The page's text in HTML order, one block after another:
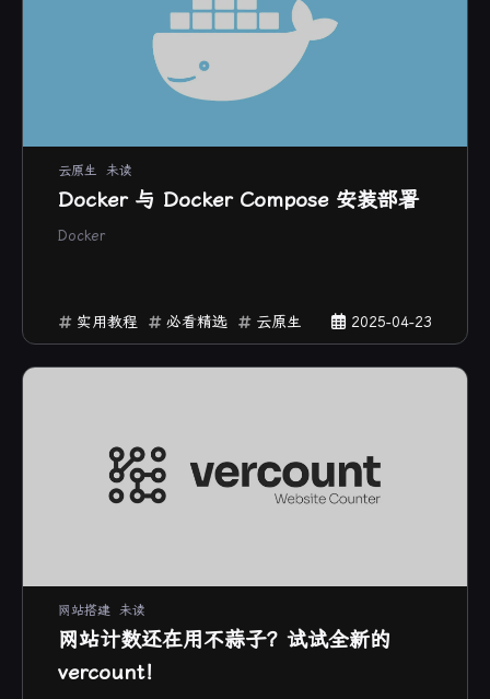
云原生 未读
Docker 与 Docker Compose 安装部署
Docker
2025-04-23
实用教程 必看精选 云原生
网站搭建 未读
网站计数还在用不蒜子？试试全新的
vercount！